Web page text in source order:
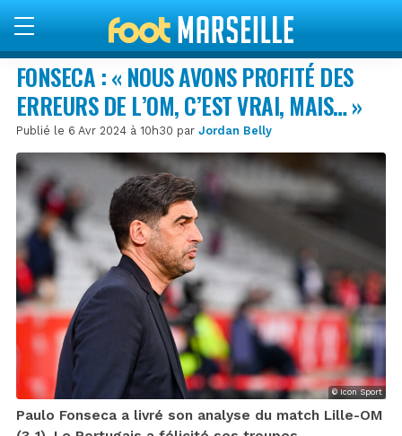
FONSECA : « NOUS AVONS PROFITÉ DES
ERREURS DE L’OM, C’EST VRAI, MAIS… »
Publié le 6 Avr 2024 à 10h30 par Jordan Belly
© Icon Sport
Paulo Fonseca a livré son analyse du match Lille-OM